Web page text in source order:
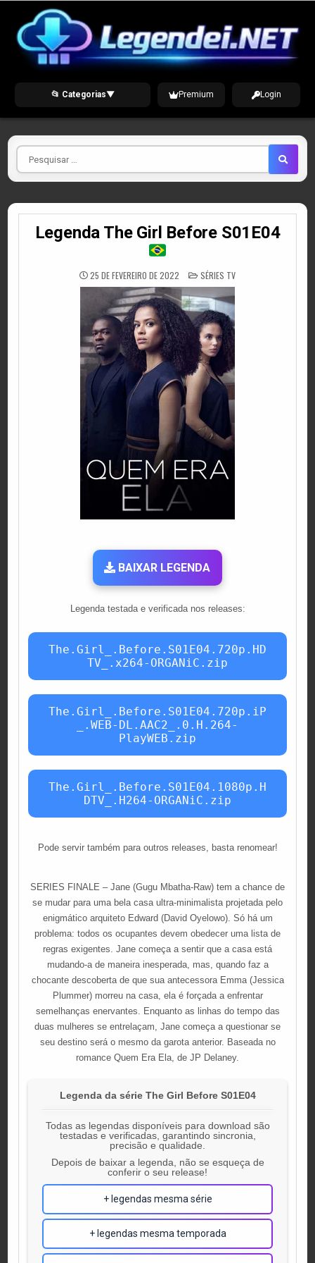
content
📂 Categorias▼ Premium Login
Pesquisar
por
Legenda The Girl Before S01E04
25 DE FEVEREIRO DE 2022 POSTED
IN
SÉRIES TV
BAIXAR LEGENDA
Legenda testada e verificada nos releases:
The.Girl_.Before.S01E04.720p.HD
TV_.x264-ORGANiC.zip
The.Girl_.Before.S01E04.720p.iP
_.WEB-DL.AAC2_.0.H.264-
PlayWEB.zip
The.Girl_.Before.S01E04.1080p.H
DTV_.H264-ORGANiC.zip
Pode servir também para outros releases, basta renomear!
SERIES FINALE – Jane (Gugu Mbatha-Raw) tem a chance de
se mudar para uma bela casa ultra-minimalista projetada pelo
enigmático arquiteto Edward (David Oyelowo). Só há um
problema: todos os ocupantes devem obedecer uma lista de
regras exigentes. Jane começa a sentir que a casa está
mudando-a de maneira inesperada, mas, quando faz a
chocante descoberta de que sua antecessora Emma (Jessica
Plummer) morreu na casa, ela é forçada a enfrentar
semelhanças enervantes. Enquanto as linhas do tempo das
duas mulheres se entrelaçam, Jane começa a questionar se
seu destino será o mesmo da garota anterior. Baseada no
romance Quem Era Ela, de JP Delaney.
Legenda da série The Girl Before S01E04
Todas as legendas disponíveis para download são
testadas e verificadas, garantindo sincronia,
precisão e qualidade.
Depois de baixar a legenda, não se esqueça de
conferir o seu release!
+ legendas mesma série
+ legendas mesma temporada